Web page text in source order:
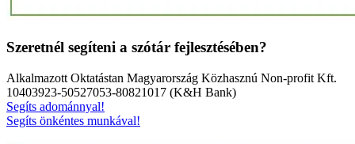
Szeretnél segíteni a szótár fejlesztésében?
Alkalmazott Oktatástan Magyarország Közhasznú Non-profit Kft.
10403923-50527053-80821017 (K&H Bank)
Segíts adománnyal!
Segíts önkéntes munkával!